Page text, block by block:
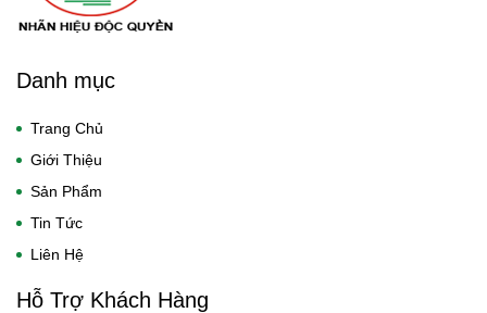
Danh mục
Trang Chủ
Giới Thiệu
Sản Phẩm
Tin Tức
Liên Hệ
Hỗ Trợ Khách Hàng